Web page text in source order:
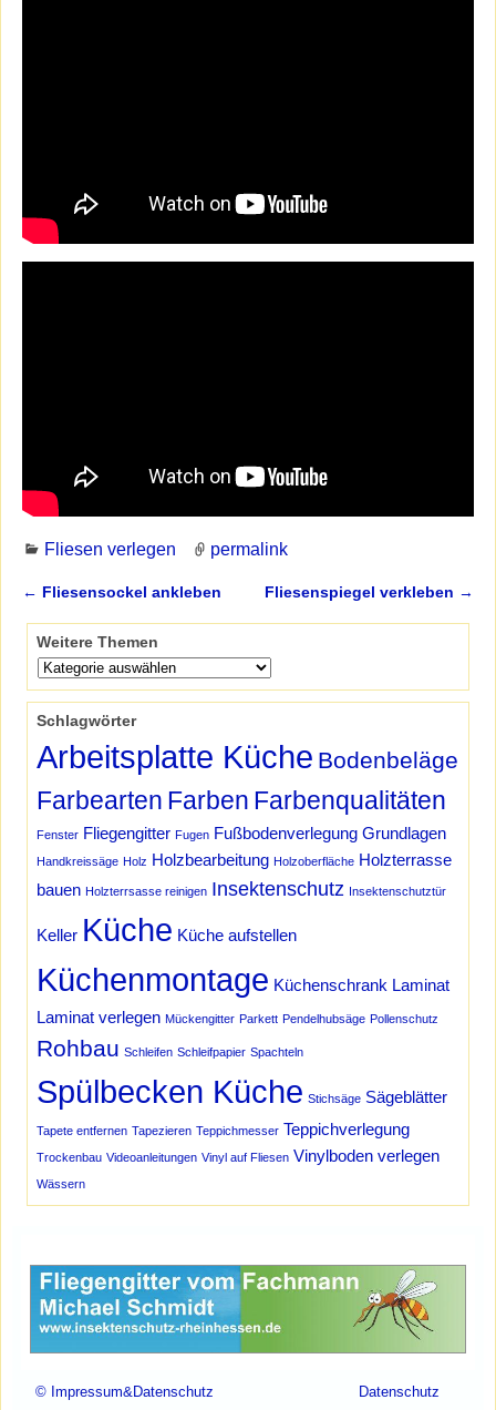
Fliesen verlegen permalink
← Fliesensockel ankleben Fliesenspiegel verkleben →
Weitere Themen
Schlagwörter
Arbeitsplatte Küche Bodenbeläge
Farbearten Farben Farbenqualitäten
Fenster Fliegengitter Fugen Fußbodenverlegung Grundlagen
Handkreissäge Holz Holzbearbeitung Holzoberfläche Holzterrasse
bauen Holzterrsasse reinigen Insektenschutz Insektenschutztür
Keller Küche Küche aufstellen
Küchenmontage Küchenschrank Laminat
Laminat verlegen Mückengitter Parkett Pendelhubsäge Pollenschutz
Rohbau Schleifen Schleifpapier Spachteln
Spülbecken Küche Stichsäge Sägeblätter
Tapete entfernen Tapezieren Teppichmesser Teppichverlegung
Trockenbau Videoanleitungen Vinyl auf Fliesen Vinylboden verlegen
Wässern
© Impressum&Datenschutz Datenschutz